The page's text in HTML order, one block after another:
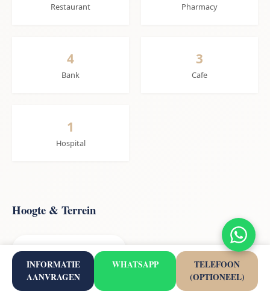
Restaurant Pharmacy
4
Bank
3
Cafe
1
Hospital
Hoogte & Terrein
27m
Hoogte
INFORMATIE
AANVRAGEN
WHATSAPP
TELEFOON
(OPTIONEEL)